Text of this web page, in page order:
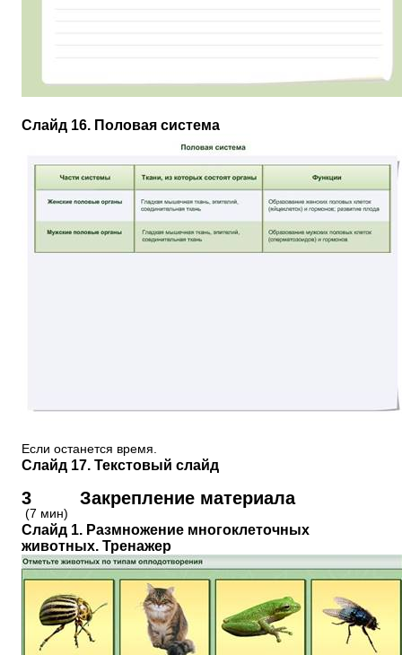
Слайд 16. Половая система
Если останется время.
Слайд 17. Текстовый слайд
3 Закрепление материала
(7 мин)
Слайд 1. Размножение многоклеточных
животных. Тренажер